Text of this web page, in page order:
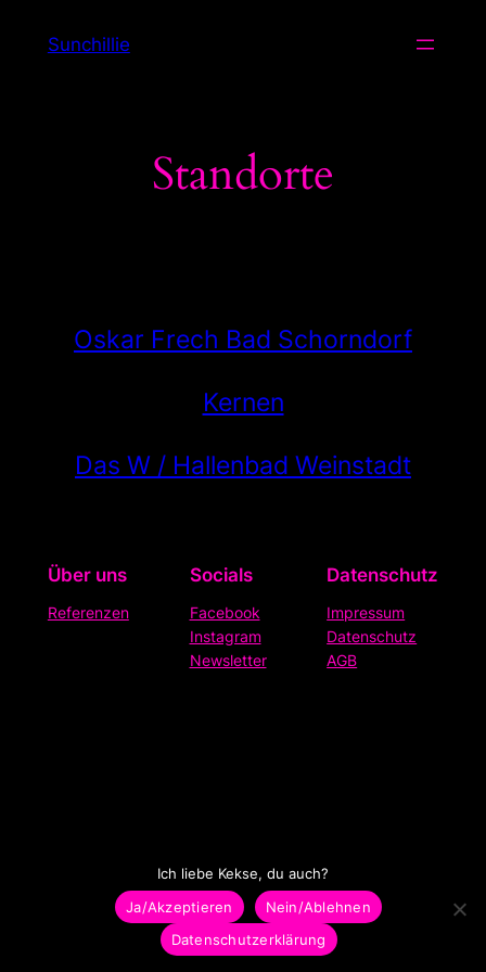
InhaltSunchillie
Standorte
Oskar Frech Bad Schorndorf
Kernen
Das W / Hallenbad Weinstadt
Über uns
Referenzen
Socials
Facebook
Instagram
Newsletter
Datenschutz
Impressum
Datenschutz
AGB
Ich liebe Kekse, du auch?
Ja/Akzeptieren
Nein/Ablehnen
Datenschutzerklärung